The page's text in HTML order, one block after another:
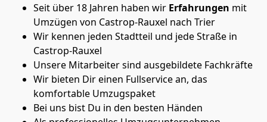
Seit über 18 Jahren haben wir Erfahrungen mit
Umzügen von Castrop-Rauxel nach Trier
Wir kennen jeden Stadtteil und jede Straße in
Castrop-Rauxel
Unsere Mitarbeiter sind ausgebildete Fachkräfte
Wir bieten Dir einen Fullservice an, das
komfortable Umzugspaket
Bei uns bist Du in den besten Händen